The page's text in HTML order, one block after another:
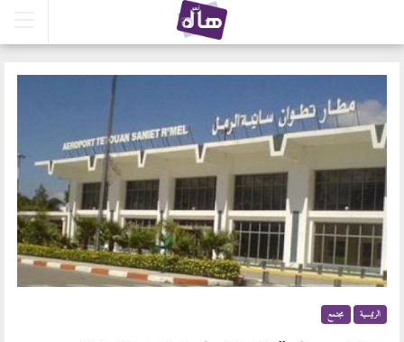
الرئيسية مجتمع